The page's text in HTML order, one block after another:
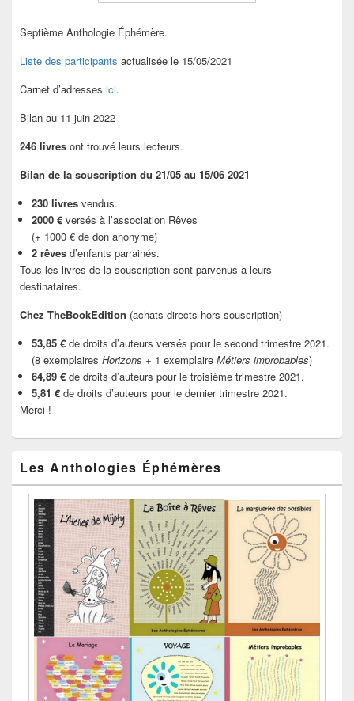
Septième Anthologie Éphémère.
Liste des participants actualisée le 15/05/2021
Carnet d’adresses ici.
Bilan au 11 juin 2022
246 livres ont trouvé leurs lecteurs.
Bilan de la souscription du 21/05 au 15/06 2021
230 livres vendus.
2000 € versés à l’association Rêves
(+ 1000 € de don anonyme)
2 rêves d’enfants parrainés.
Tous les livres de la souscription sont parvenus à leurs
destinataires.
Chez TheBookEdition (achats directs hors souscription)
53,85 € de droits d’auteurs versés pour le second trimestre 2021.
(8 exemplaires Horizons + 1 exemplaire Métiers improbables)
64,89 € de droits d’auteurs pour le troisième trimestre 2021.
5,81 € de droits d’auteurs pour le dernier trimestre 2021.
Merci !
Les Anthologies Éphémères